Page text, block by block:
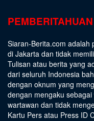
PEMBERITAHUAN
Siaran-Berita.com adalah
di Jakarta dan tidak
Tulisan atau berita yang
dari seluruh Indonesia
dengan oknum yang
dengan mengaku
wartawan dan tidak
Kartu Pers atau Press ID